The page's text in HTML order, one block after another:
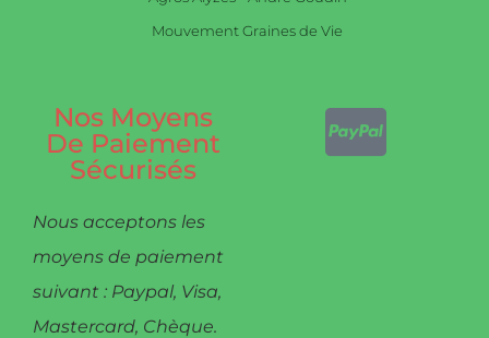
Mouvement Graines de Vie
Nos Moyens
De Paiement
Sécurisés
Nous acceptons les
moyens de paiement
suivant : Paypal, Visa,
Mastercard, Chèque.